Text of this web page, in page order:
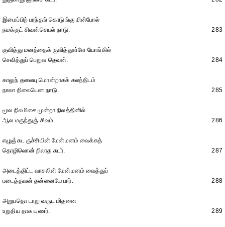
இமைப்பிற் பரந்தங் கொடுங்கு மின்போல்
நமக்குட் சிவன்செயல் நாடு.
283
குவித்து மனத்தைக் குவித்துள்ளே யோங்கில்
செவித்துப் பெறுவ தெவன்.
284
காலுந் தலையு மொன்றாகக் கலந்திடம்
நாலா நிலையென நாடு.
285
மூல நிலமிசை மூன்றா நிலத்தினில்
ஆல மருந்துஞ் சிவம்.
286
எழுஞ்சுட ருச்சியின் மேன்மனம் வைக்கத்
தொழிலொன் றிலாத சுடர்.
287
அடைத்திட்ட வாசலின் மேன்மனம் வைத்துப்
படைத்தவன் தன்னையே பார்.
288
அறுபதொ டாறு வருட மிதனை
உறுதிய தாக யுணர்.
289